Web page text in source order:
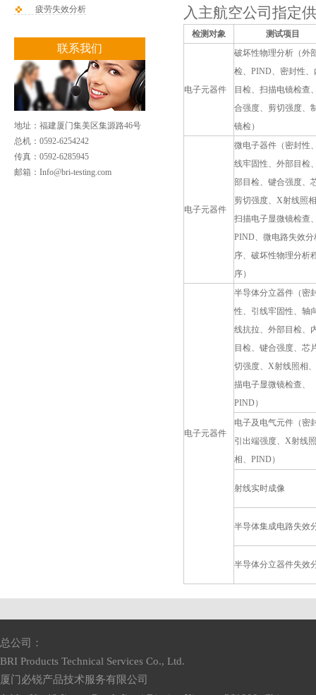
疲劳失效分析
联系我们
地址：福建厦门集美区集源路46号
总机：0592-6254242
传真：0592-6285945
邮箱： Info@bri-testing.com
入主航空公司指定
检测对象 测试项目
电子元器件
破坏性物理分析（外
检、PIND、密封性、
目检、扫描电镜检查
合强度、剪切强度、
镜检）
电子元器件
微电子器件（密封性
线牢固性、外部目检
部目检、键合强度、
剪切强度、X射线照
扫描电子显微镜检查
PIND、微电路失效分
序、破坏性物理分析
序）
电子元器件
半导体分立器件（密
性、引线牢固性、轴
线抗拉、外部目检、
目检、键合强度、芯
切强度、X射线照相
描电子显微镜检查、
PIND）
电子及电气元件（密
引出端强度、X射线照
相、PIND）
射线实时成像
半导体集成电路失效
半导体分立器件失效
总公司：
BRI Products Technical Services Co., Ltd.
厦门必锐产品技术服务有限公司